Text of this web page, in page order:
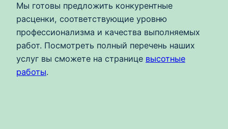
Мы готовы предложить конкурентные
расценки, соответствующие уровню
профессионализма и качества выполняемых
работ. Посмотреть полный перечень наших
услуг вы сможете на странице высотные
работы.